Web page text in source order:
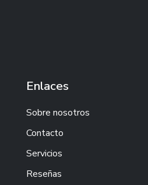
Enlaces
Sobre nosotros
Contacto
Servicios
Reseñas